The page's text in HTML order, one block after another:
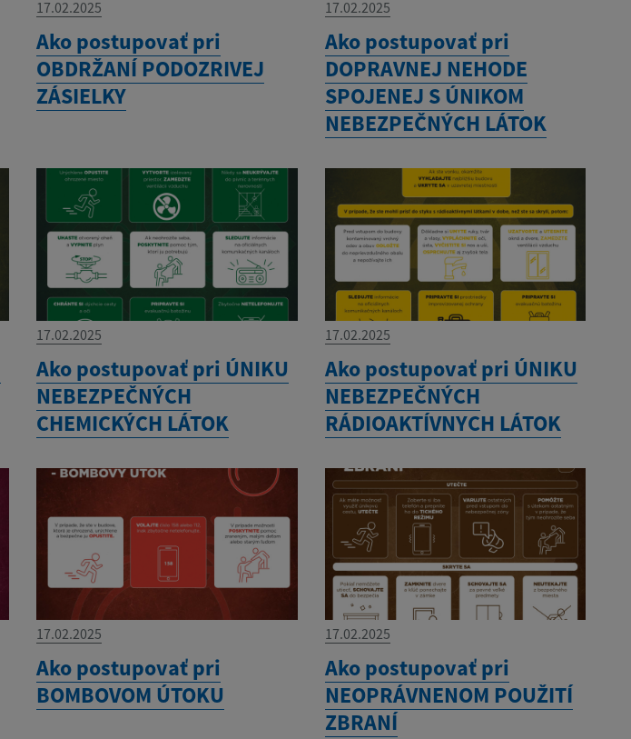
17.02.2025
Ako postupovať pri
OBDRŽANÍ PODOZRIVEJ
ZÁSIELKY
17.02.2025
Ako postupovať pri
DOPRAVNEJ NEHODE
SPOJENEJ S ÚNIKOM
NEBEZPEČNÝCH LÁTOK
17.02.2025
Ako postupovať pri ÚNIKU
NEBEZPEČNÝCH
CHEMICKÝCH LÁTOK
17.02.2025
Ako postupovať pri ÚNIKU
NEBEZPEČNÝCH
RÁDIOAKTÍVNYCH LÁTOK
17.02.2025
Ako postupovať pri
BOMBOVOM ÚTOKU
17.02.2025
Ako postupovať pri
NEOPRÁVNENOM POUŽITÍ
ZBRANÍ